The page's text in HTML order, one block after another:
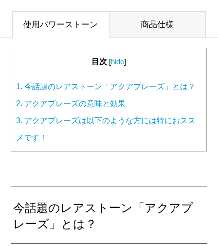
使用パワーストーン 商品仕様
目次 [hide]
1. 今話題のレアストーン「アクアプレーズ」とは？
2. アクアプレーズの意味と効果
3. アクアプレーズは以下のような方には特におスス
メです！
今話題のレアストーン「アクアプ
レーズ」とは？